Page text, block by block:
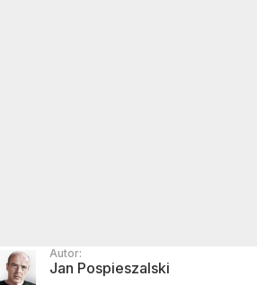
Autor:
Jan Pospieszalski